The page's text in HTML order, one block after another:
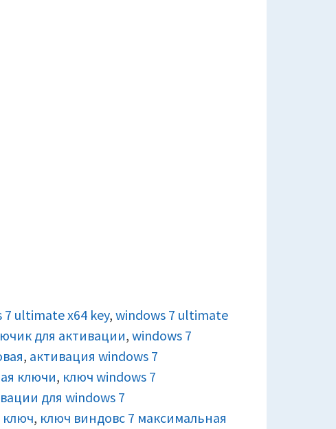
7 ultimate x64 key,windows 7 ultimate
для активации,windows 7
, активация windows 7
ключи, ключ windows 7
для windows 7
, ключ виндовс 7 максимальная